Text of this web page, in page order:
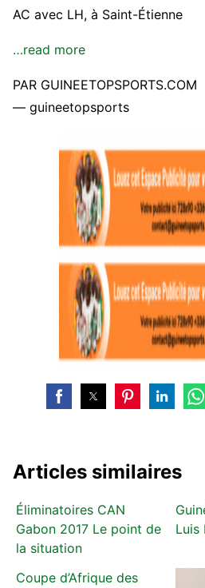
AC avec LH, à Saint-Étienne
…read more
PAR GUINEETOPSPORTS.COM
— guineetopsports
Articles similaires
Éliminatoires CAN
Gabon 2017 Le point de
la situation
Luis
Coupe d’Afrique des